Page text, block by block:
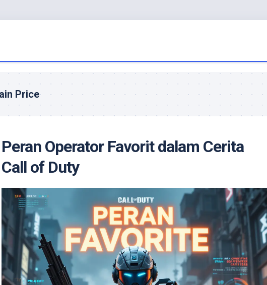
Price
Peran Operator Favorit dalam Cerita
Call of Duty